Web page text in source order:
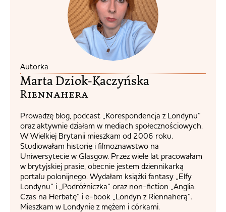
Autorka
Marta Dziok-Kaczyńska
Riennahera​
Prowadzę blog, podcast „Korespondencja z Londynu”
oraz aktywnie działam w mediach społecznościowych.
W Wielkiej Brytanii mieszkam od 2006 roku.
Studiowałam historię i filmoznawstwo na
Uniwersytecie w Glasgow. Przez wiele lat pracowałam
w brytyjskiej prasie, obecnie jestem dziennikarką
portalu polonijnego. Wydałam książki fantasy „Elfy
Londynu” i „Podróżniczka” oraz non-fiction „Anglia.
Czas na Herbatę” i e-book „Londyn z Riennaherą”.
Mieszkam w Londynie z mężem i córkami.